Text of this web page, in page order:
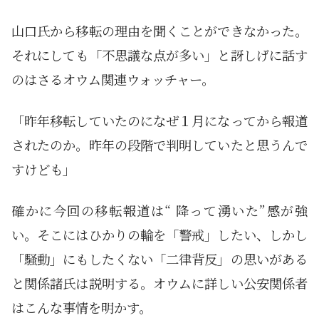
山口氏から移転の理由を聞くことができなかった。
それにしても「不思議な点が多い」と訝しげに話す
のはさるオウム関連ウォッチャー。
「昨年移転していたのになぜ１月になってから報道
されたのか。昨年の段階で判明していたと思うんで
すけども」
確かに今回の移転報道は“ 降って湧いた”感が強
い。そこにはひかりの輪を「警戒」したい、しかし
「騒動」にもしたくない「二律背反」の思いがある
と関係諸氏は説明する。オウムに詳しい公安関係者
はこんな事情を明かす。